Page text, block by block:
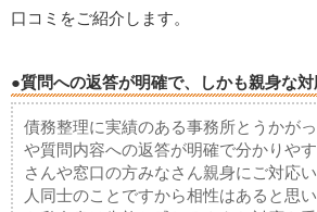
口コミをご紹介します。
●質問への返答が明確で、しかも親身な対
債務整理に実績のある事務所とうかが
や質問内容への返答が明確で分かりや
さんや窓口の方みなさん親身にご対応い
人同士のことですから相性はあると思